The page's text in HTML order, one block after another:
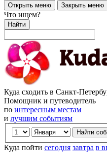
Открыть меню Закрыть меню
Что ищем?
Найти
Куда сходить в Санкт-
Помощник и путеводитель
по интересным местам
и лучшим событиям
Куда пойти сегодня завтра в